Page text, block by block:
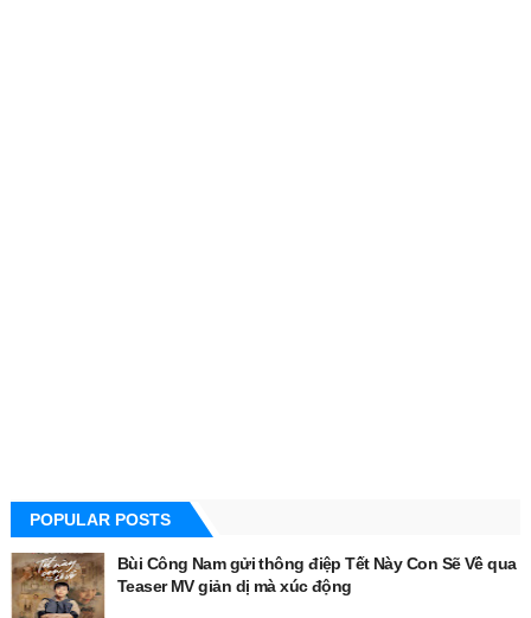
POPULAR POSTS
Bùi Công Nam gửi thông điệp Tết Này Con Sẽ Về qua
Teaser MV giản dị mà xúc động